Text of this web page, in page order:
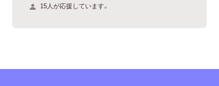
15人が応援しています。